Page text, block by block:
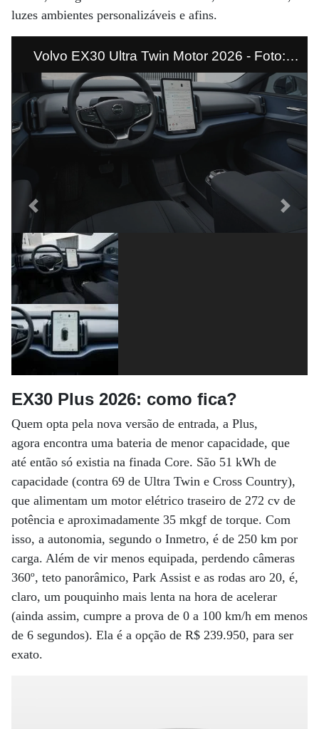
luzes ambientes personalizáveis e afins.
Volvo EX30 Ultra Twin Motor 2026 - Foto:
divulgação
Previous Next
EX30 Plus 2026: como fica?
Quem opta pela nova versão de entrada, a Plus,
agora encontra uma bateria de menor capacidade, que
até então só existia na finada Core. São 51 kWh de
capacidade (contra 69 de Ultra Twin e Cross Country),
que alimentam um motor elétrico traseiro de 272 cv de
potência e aproximadamente 35 mkgf de torque. Com
isso, a autonomia, segundo o Inmetro, é de 250 km por
carga. Além de vir menos equipada, perdendo câmeras
360º, teto panorâmico, Park Assist e as rodas aro 20, é,
claro, um pouquinho mais lenta na hora de acelerar
(ainda assim, cumpre a prova de 0 a 100 km/h em menos
de 6 segundos). Ela é a opção de R$ 239.950, para ser
exato.